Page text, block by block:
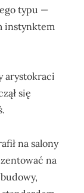
typu —
instynktem
arystokraci
się
na salony
na